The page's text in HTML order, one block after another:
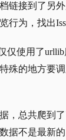
链接到了另
行为，找出
仅使用了
殊的地方要调
，总共爬到
据不是最新